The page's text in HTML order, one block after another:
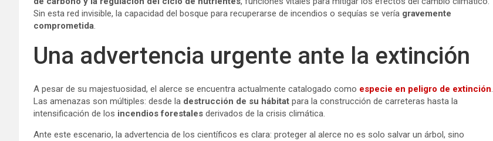
Sin esta red invisible, la capacidad del bosque para recuperarse de incendios o sequías se vería gravemente
comprometida.
Una advertencia urgente ante la extinción
A pesar de su majestuosidad, el alerce se encuentra actualmente catalogado como especie en peligro de extinción.
Las amenazas son múltiples: desde la destrucción de su hábitat para la construcción de carreteras hasta la
intensificación de los incendios forestales derivados de la crisis climática.
Ante este escenario, la advertencia de los científicos es clara: proteger al alerce no es solo salvar un árbol, sino